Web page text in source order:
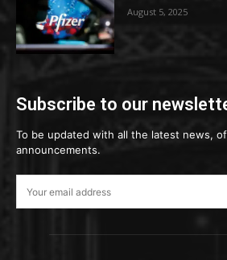
August 5, 2025
Subscribe to our
To be updated with all the latest news,
announcements.